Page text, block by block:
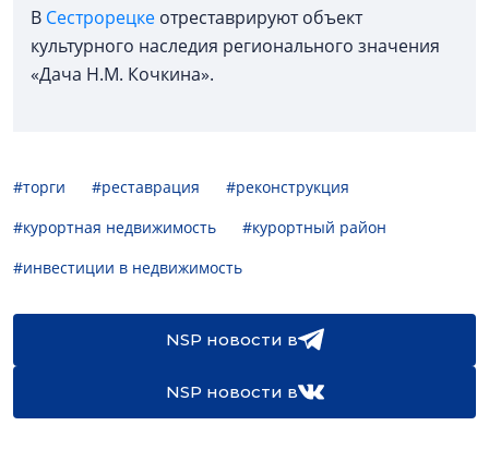
В Сестрорецке отреставрируют объект
культурного наследия регионального значения
«Дача Н.М. Кочкина».
#торги #реставрация
#реконструкция
#курортная недвижимость
#курортный район
#инвестиции в недвижимость
NSP новости в
NSP новости в